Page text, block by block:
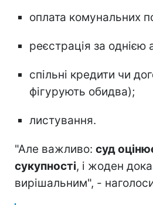
оплата комунальних
реєстрація за однією
спільні кредити чи
фігурують обидва);
листування.
"Але важливо: суд
сукупності, і жоден
вирішальним", -